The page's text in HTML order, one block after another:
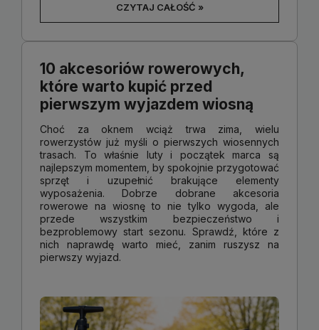
CZYTAJ CAŁOŚĆ »
10 akcesoriów rowerowych,
które warto kupić przed
pierwszym wyjazdem wiosną
Choć za oknem wciąż trwa zima, wielu
rowerzystów już myśli o pierwszych wiosennych
trasach. To właśnie luty i początek marca są
najlepszym momentem, by spokojnie przygotować
sprzęt i uzupełnić brakujące elementy
wyposażenia. Dobrze dobrane akcesoria
rowerowe na wiosnę to nie tylko wygoda, ale
przede wszystkim bezpieczeństwo i
bezproblemowy start sezonu. Sprawdź, które z
nich naprawdę warto mieć, zanim ruszysz na
pierwszy wyjazd.